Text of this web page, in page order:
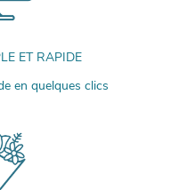
ET RAPIDE
en quelques clics